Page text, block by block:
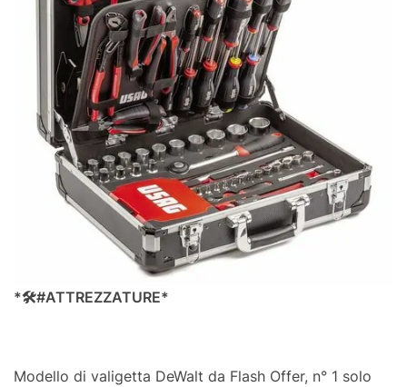
*🛠️#ATTREZZATURE*
Modello di valigetta DeWalt da Flash Offer, n° 1 solo